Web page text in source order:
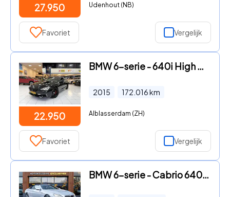
27.950 Udenhout (NB)
Favoriet Vergelijk
22.950
BMW 6-serie - 640i High Executive Bovag Garantie
2015 172.016km
Alblasserdam (ZH)
Favoriet Vergelijk
BMW 6-serie - Cabrio 640i High Executive Leer Sportstoelen Navi